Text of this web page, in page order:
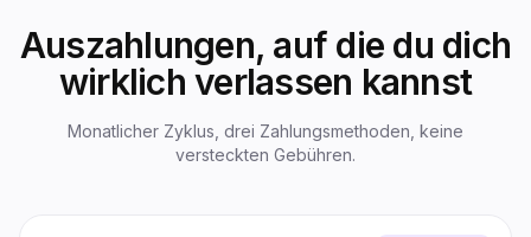
Auszahlungen, auf die du dich
wirklich verlassen kannst
Monatlicher Zyklus, drei Zahlungsmethoden, keine
versteckten Gebühren.